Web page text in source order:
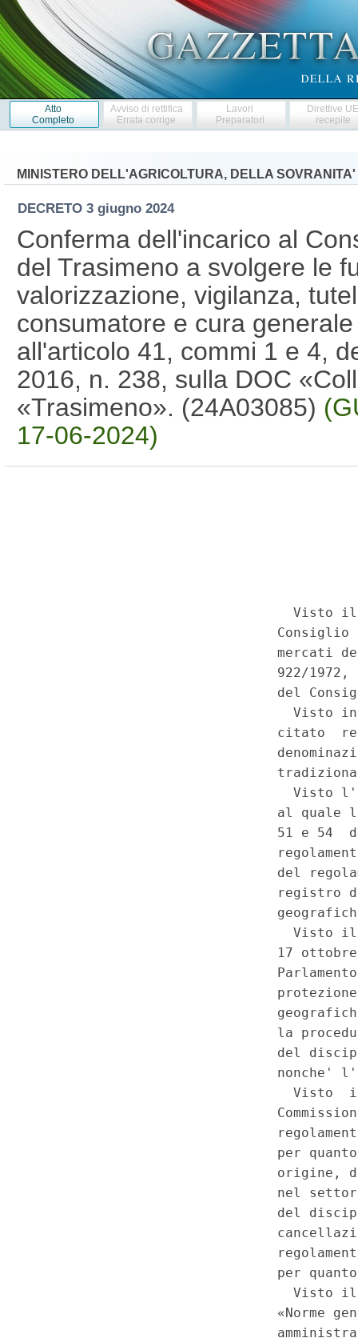
Atto
Completo
Avviso di rettifica
Errata corrige
Lavori
Preparatori
Direttive
recepite
MINISTERO DELL'AGRICOLTURA, DELLA
DECRETO 3 giugno 2024
Conferma dell'incarico al
del Trasimeno a svolgere le
valorizzazione, vigilanza,
consumatore e cura
all'articolo 41, commi 1 e 4,
2016, n. 238, sulla DOC
«Trasimeno». (24A03085)
17-06-2024)